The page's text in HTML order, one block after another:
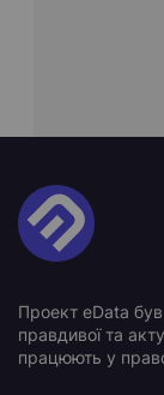
Проект eData
правдивої та
працюють у